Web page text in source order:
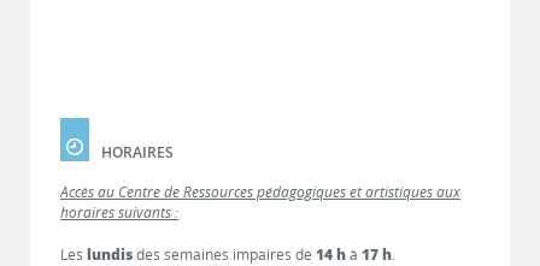
HORAIRES
Accès au Centre de Ressources pédagogiques et artistiques aux
horaires suivants :
Les lundisdes semaines impaires de 14 hà 17 h.